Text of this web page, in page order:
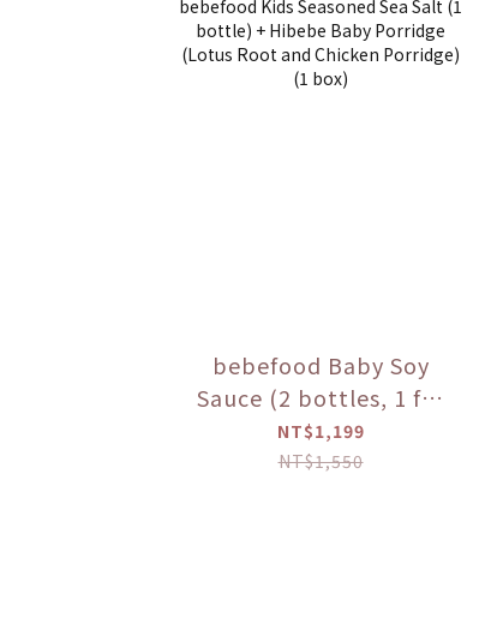
bebefood Baby Soy
Sauce (2 bottles, 1 for
soup + 1 for dipping) +
bebefood Kids
NT$1,199
NT$1,550